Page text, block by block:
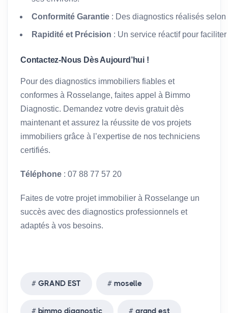
Conformité Garantie : Des diagnostics réalisés
Rapidité et Précision : Un service réactif pour
Contactez-Nous Dès Aujourd’hui !
Pour des diagnostics immobiliers fiables et
conformes à Rosselange, faites appel à Bimmo
Diagnostic. Demandez votre devis gratuit dès
maintenant et assurez la réussite de vos projets
immobiliers grâce à l’expertise de nos techniciens
certifiés.
Téléphone : 07 88 77 57 20
Faites de votre projet immobilier à Rosselange un
succès avec des diagnostics professionnels et
adaptés à vos besoins.
GRAND EST moselle
bimmo diagnostic grand est